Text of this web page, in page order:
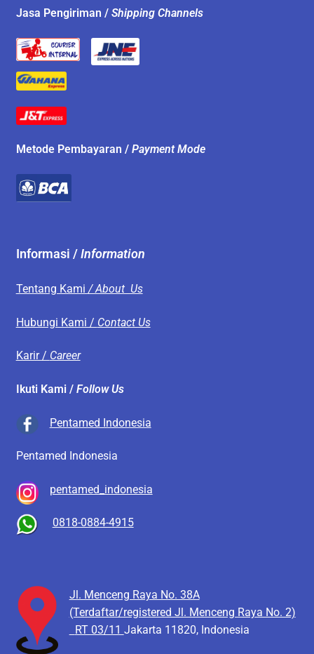
Jasa Pengiriman / Shipping Channels
Metode Pembayaran / Payment Mode
Informasi /Information
Tentang Kami / About Us
Hubungi Kami / Contact Us
Karir / Career
Ikuti Kami / Follow Us
Pentamed Indonesia
Pentamed Indonesia
pentamed_indonesia
0818-0884-4915
Jl. Menceng Raya No. 38A
(Terdaftar/registered Jl. Menceng Raya No. 2)
RT 03/11 Jakarta 11820, Indonesia